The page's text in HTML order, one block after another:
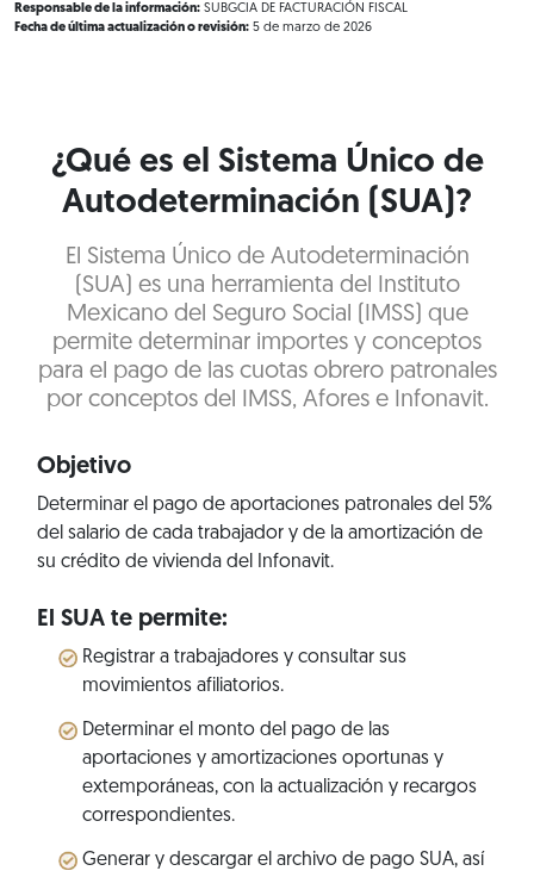
Responsable de la información: SUBGCIA DE FACTURACIÓN FISCAL
Fecha de última actualización o revisión: 5 de marzo de 2026
¿Qué es el Sistema Único de
Autodeterminación (SUA)?
El Sistema Único de Autodeterminación
(SUA) es una herramienta del Instituto
Mexicano del Seguro Social (IMSS) que
permite determinar importes y conceptos
para el pago de las cuotas obrero patronales
por conceptos del IMSS, Afores e Infonavit.
Objetivo
Determinar el pago de aportaciones patronales del 5%
del salario de cada trabajador y de la amortización de
su crédito de vivienda del Infonavit.
El SUA te permite:
Registrar a trabajadores y consultar sus
movimientos afiliatorios.
Determinar el monto del pago de las
aportaciones y amortizaciones oportunas y
extemporáneas, con la actualización y recargos
correspondientes.
Generar y descargar el archivo de pago SUA, así